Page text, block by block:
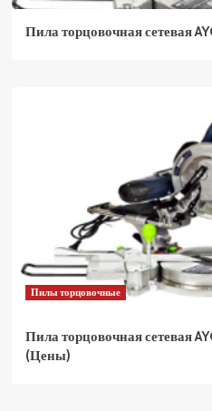
Пила торцовочная сетевая
Пилы торцовочные
Пила торцовочная сетевая
(Цены)